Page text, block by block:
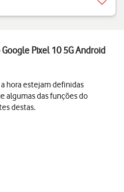
Pixel 10 5G Android
hora estejam definidas
algumas das funções do
destas.